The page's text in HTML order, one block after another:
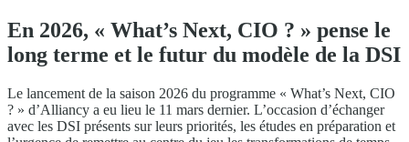
En 2026, « What’s Next, CIO ? » pense le
long terme et le futur du modèle de la DSI
Le lancement de la saison 2026 du programme « What’s Next, CIO
? » d’Alliancy a eu lieu le 11 mars dernier. L’occasion d’échanger
avec les DSI présents sur leurs priorités, les études en préparation et